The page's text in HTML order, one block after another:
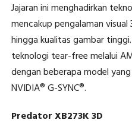
Jajaran ini menghadirkan
mencakup pengalaman visual
hingga kualitas gambar
teknologi tear-free melalui
dengan beberapa model
NVIDIA® G-SYNC®.
Predator XB273K 3D